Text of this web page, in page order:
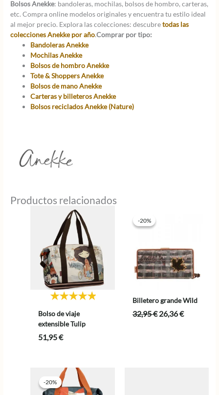
Bolsos Anekke: bandoleras, mochilas, bolsos de hombro, carteras,
etc. Compra online modelos originales y encuentra tu estilo ideal
al mejor precio. Explora las colecciones: descubretodas las
colecciones Anekke por año.Comprar por tipo:
Bandoleras Anekke
Mochilas Anekke
Bolsos de hombro Anekke
Tote & Shoppers Anekke
Bolsos de mano Anekke
Carteras y billeteros Anekke
Bolsos reciclados Anekke (Nature)
Productos relacionados
Bolso de viaje
extensible Tulip
51,95€
-20%
-20%
Billetero grande Wild
32,95€ El
26,36€El
-20%
-20%